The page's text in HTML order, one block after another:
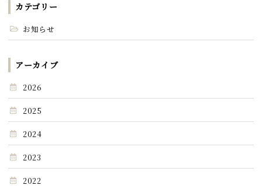
カテゴリー
お知らせ
アーカイブ
2026
2025
2024
2023
2022